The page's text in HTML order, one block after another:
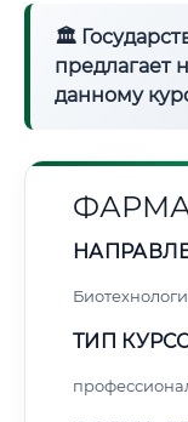
🏛
предлагает
данному
ТИП